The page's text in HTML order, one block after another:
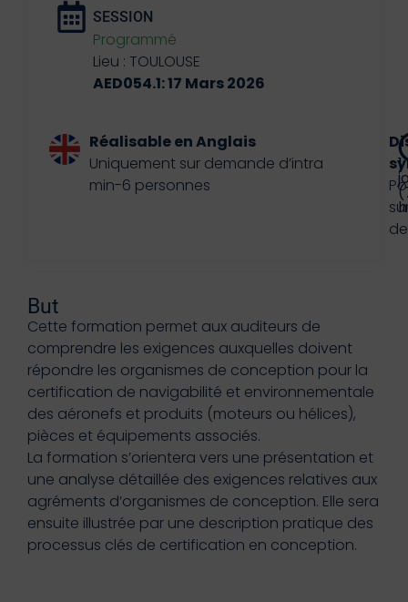
SESSION
Programmé
Lieu : TOULOUSE
AED054.1: 17 Mars 2026
Réalisable en Anglais
Uniquement sur demande d’intra
min-6 personnes
1
But
Cette formation permet aux auditeurs de
comprendre les exigences auxquelles doivent
répondre les organismes de conception pour la
certification de navigabilité et environnementale
des aéronefs et produits (moteurs ou hélices),
pièces et équipements associés.
La formation s’orientera vers une présentation et
une analyse détaillée des exigences relatives aux
agréments d’organismes de conception. Elle sera
ensuite illustrée par une description pratique des
processus clés de certification en conception.